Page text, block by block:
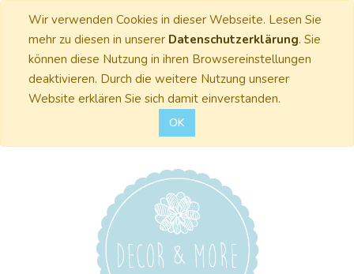
Wir verwenden Cookies in dieser Webseite. Lesen Sie
mehr zu diesen in unserer Datenschutzerklärung. Sie
können diese Nutzung in ihren Browsereinstellungen
deaktivieren. Durch die weitere Nutzung unserer
Website erklären Sie sich damit einverstanden.
OK